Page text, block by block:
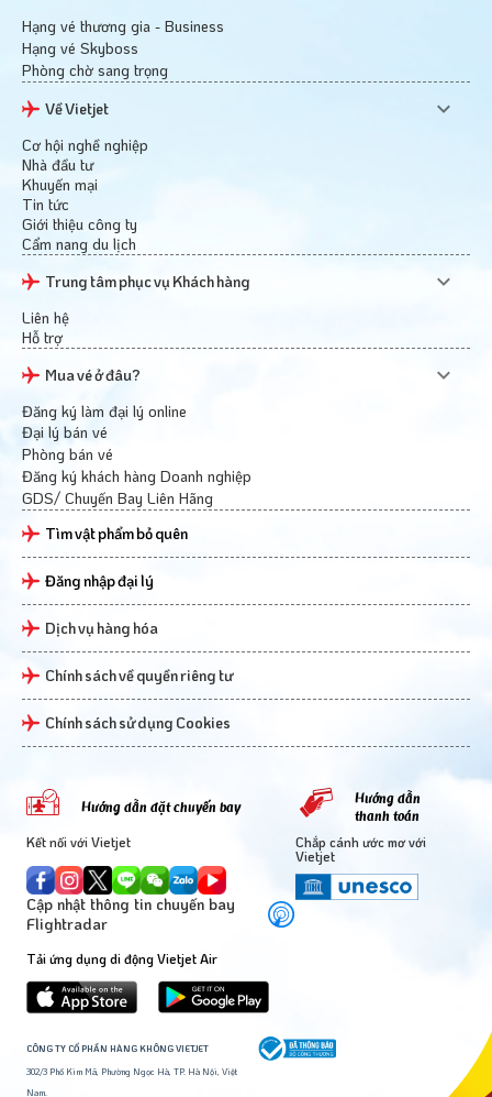
Hạng vé thương gia - Business
Hạng vé Skyboss
Phòng chờ sang trọng
Về Vietjet
Cơ hội nghề nghiệp
Nhà đầu tư
Khuyến mại
Tin tức
Giới thiệu công ty
Cẩm nang du lịch
Trung tâm phục vụ Khách hàng
Liên hệ
Hỗ trợ
Mua vé ở đâu?
Đăng ký làm đại lý online
Đại lý bán vé
Phòng bán vé
Đăng ký khách hàng Doanh nghiệp
GDS/ Chuyến Bay Liên Hãng
Tìm vật phẩm bỏ quên
Đăng nhập đại lý
Dịch vụ hàng hóa
Chính sách về quyền riêng tư
Chính sách sử dụng Cookies
Hướng dẫn đặt chuyến bay
Hướng dẫn
thanh toán
Kết nối với Vietjet
Cập nhật thông tin chuyến bay
Flightradar
Chắp cánh ước mơ với
Vietjet
Tải ứng dụng di động Vietjet Air
CÔNG TY CỔ PHẦN HÀNG KHÔNG VIETJET
302/3 Phố Kim Mã, Phường Ngọc Hà, TP. Hà Nội, Việt
Nam.